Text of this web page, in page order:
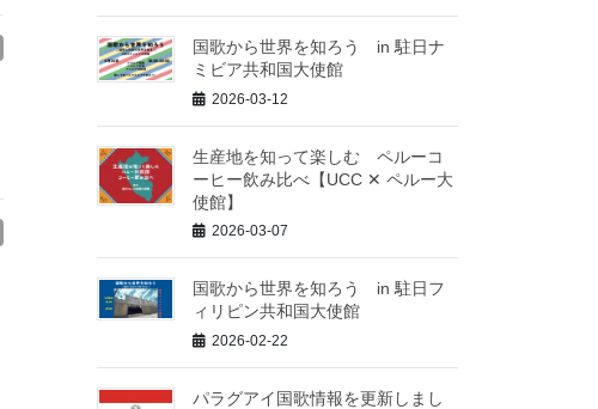
国歌から世界を知ろう in 駐日ナ
ミビア共和国大使館
2026-03-12
生産地を知って楽しむ ペルーコ
ーヒー飲み比べ【UCC ✕ ペルー大
使館】
2026-03-07
国歌から世界を知ろう in 駐日フ
ィリピン共和国大使館
2026-02-22
パラグアイ国歌情報を更新しまし